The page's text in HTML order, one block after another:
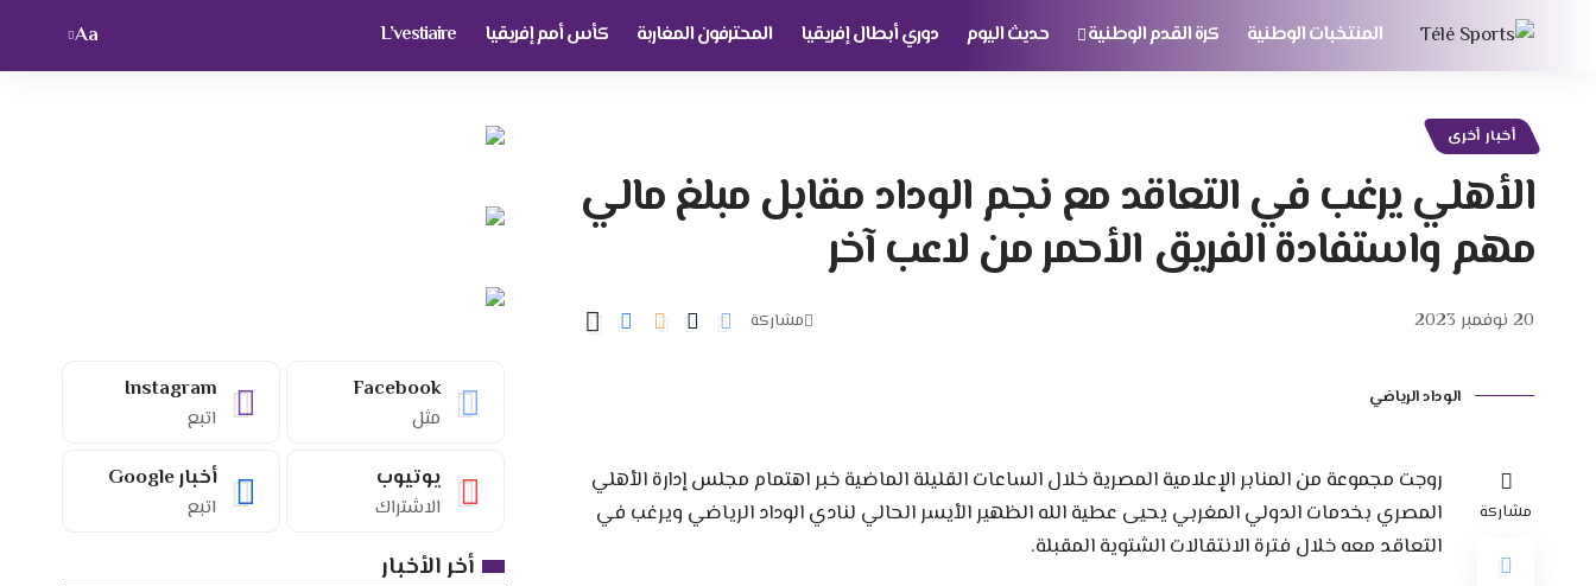
المنتخبات الوطنية كرة القدم الوطنية حديث اليوم دوري أبطال إفريقيا المحترفون المغاربة كأس أمم إفريقيا L’vestiaire
Font
Aa
أخبار أخرى
الأهلي يرغب في التعاقد مع نجم الوداد مقابل مبلغ مالي
مهم واستفادة الفريق الأحمر من لاعب آخر
20 نوفمبر 2023 مشاركة
الوداد الرياضي
مشاركة
روجت مجموعة من المنابر الإعلامية المصرية خلال الساعات القليلة الماضية خبر اهتمام مجلس إدارة الأهلي
المصري بخدمات الدولي المغربي يحيى عطية الله الظهير الأيسر الحالي لنادي الوداد الرياضي ويرغب في
التعاقد معه خلال فترة الانتقالات الشتوية المقبلة.
Facebook
مثل
Instagram
اتبع
يوتيوب
الاشتراك
أخبار Google
اتبع
أخر الأخبار